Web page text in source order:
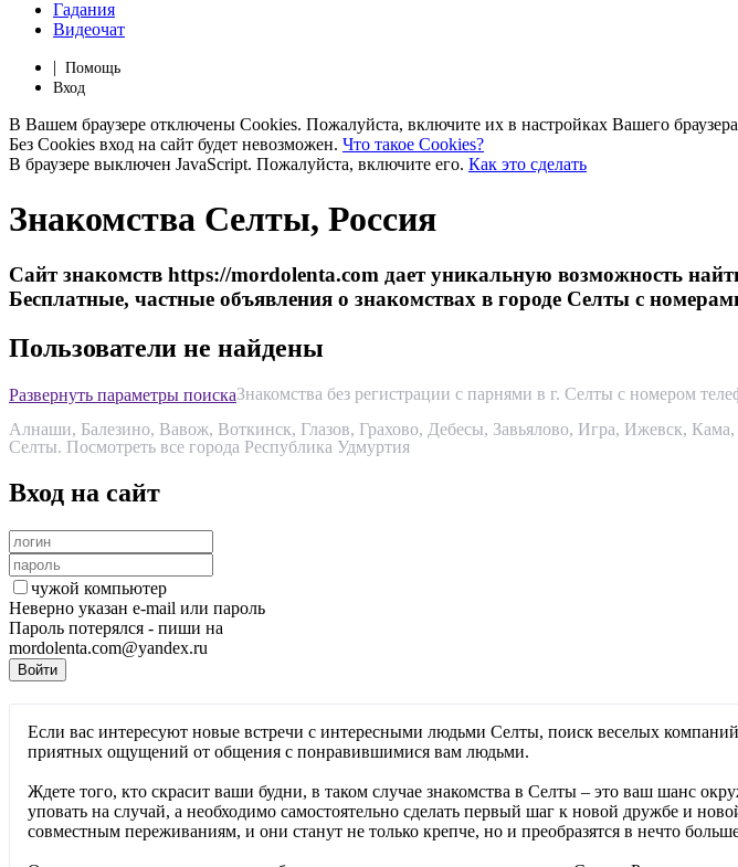
Гадания
Видеочат
Помощь
Вход
В Вашем браузере отключены Cookies. Пожалуйста, включите их в настройках Вашего
Без Cookies вход на сайт будет невозможен. Что такое Cookies?
В браузере выключен JavaScript. Пожалуйста, включите его. Как это сделать
Знакомства Селты, Россия
Сайт знакомств https://mordolenta.com дает уникальную возможность
Бесплатные, частные объявления о знакомствах в городе Селты с
Пользователи не найдены
Развернуть параметры поискаЗнакомства без регистрации с парнями в г. Селты с номером
Алнаши, Балезино, Вавож, Воткинск, Глазов, Грахово, Дебесы, Завьялово, Игра, Ижевск, Кама,
Селты. Посмотреть все города Республика Удмуртия
Вход на сайт
чужой компьютер
Неверно указан e-mail или пароль
Пароль потерялся - пиши на
mordolenta.com@yandex.ru
Если вас интересуют новые встречи с интересными людьми Селты, поиск веселых
приятных ощущений от общения с понравившимися вам людьми.
Ждете того, кто скрасит ваши будни, в таком случае знакомства в Селты – это ваш шанс
уповать на случай, а необходимо самостоятельно сделать первый шаг к новой дружбе и
совместным переживаниям, и они станут не только крепче, но и преобразятся в нечто